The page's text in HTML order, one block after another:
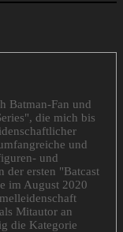
Batman-Fan und
die mich bis
und
und
der ersten "Batcast
im August 2020
Mitautor an
die Kategorie